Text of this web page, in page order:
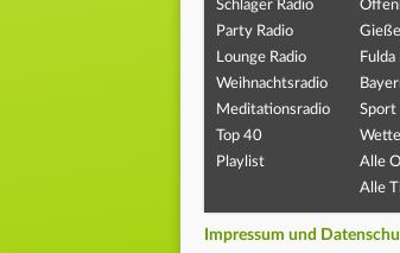
Schlager Radio
Party Radio
Lounge Radio
Weihnachtsradio
Meditationsradio
Top 40
Playlist
Sport
Alle
Alle
Impressum und